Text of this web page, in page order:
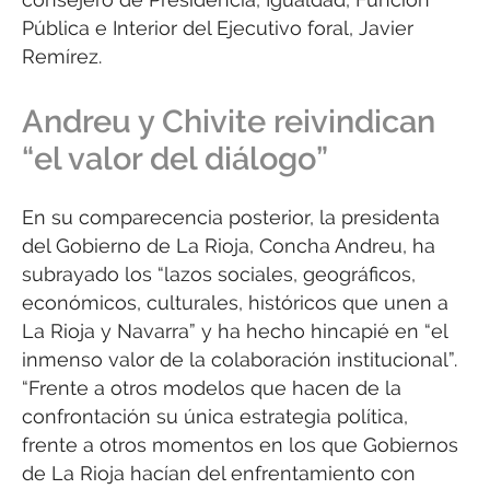
Pública e Interior del Ejecutivo foral, Javier
Remírez.
Andreu y Chivite reivindican
“el valor del diálogo”
En su comparecencia posterior, la presidenta
del Gobierno de La Rioja, Concha Andreu, ha
subrayado los “lazos sociales, geográficos,
económicos, culturales, históricos que unen a
La Rioja y Navarra” y ha hecho hincapié en “el
inmenso valor de la colaboración institucional”.
“Frente a otros modelos que hacen de la
confrontación su única estrategia política,
frente a otros momentos en los que Gobiernos
de La Rioja hacían del enfrentamiento con